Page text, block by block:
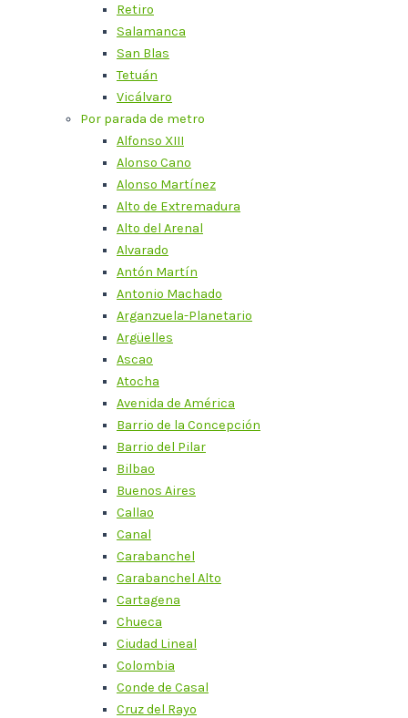
Retiro
Salamanca
San Blas
Tetuán
Vicálvaro
Por parada de metro
Alfonso XIII
Alonso Cano
Alonso Martínez
Alto de Extremadura
Alto del Arenal
Alvarado
Antón Martín
Antonio Machado
Arganzuela-Planetario
Argüelles
Ascao
Atocha
Avenida de América
Barrio de la Concepción
Barrio del Pilar
Bilbao
Buenos Aires
Callao
Canal
Carabanchel
Carabanchel Alto
Cartagena
Chueca
Ciudad Lineal
Colombia
Conde de Casal
Cruz del Rayo